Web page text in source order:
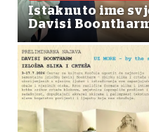
Istaknuto ime
Davisi